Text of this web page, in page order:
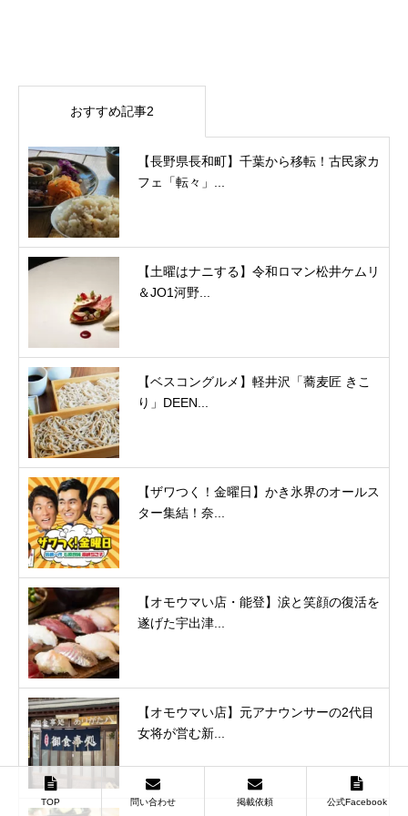
おすすめ記事2
【長野県長和町】千葉から移転！古民家カ
フェ「転々」...
【土曜はナニする】令和ロマン松井ケムリ
＆JO1河野...
【ベスコングルメ】軽井沢「蕎麦匠 きこ
り」DEEN...
【ザワつく！金曜日】かき氷界のオールス
ター集結！奈...
【オモウマい店・能登】涙と笑顔の復活を
遂げた宇出津...
【オモウマい店】元アナウンサーの2代目
女将が営む新...
TOP 問い合わせ 掲載依頼 公式Facebook